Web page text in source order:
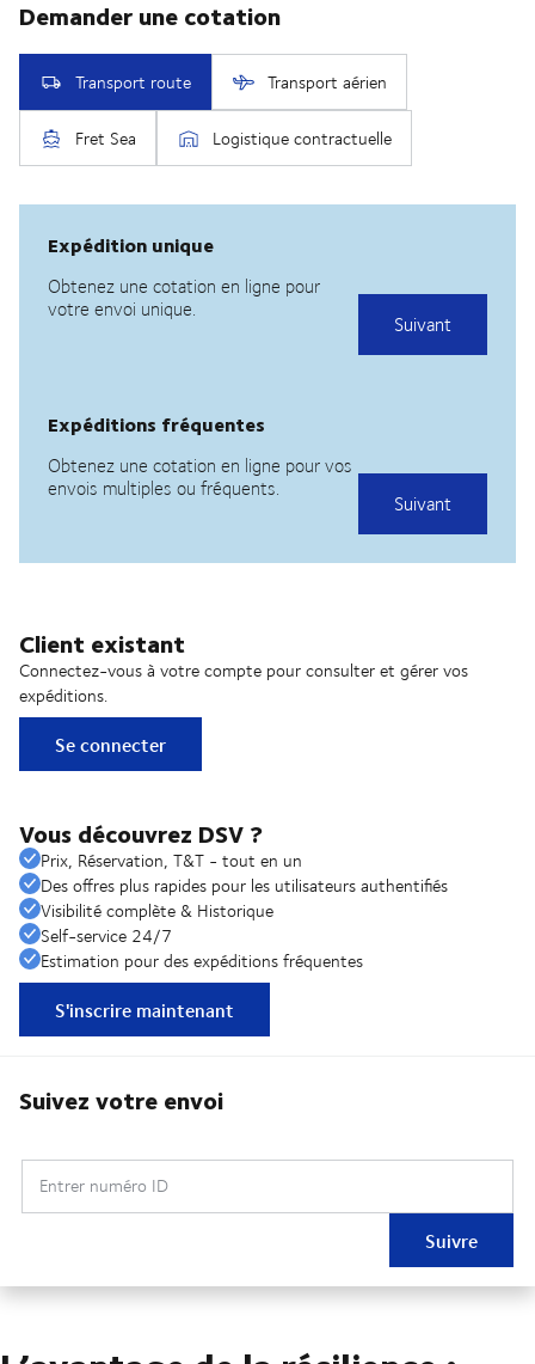
Client existant
Connectez-vous à votre compte pour consulter et gérer vos
expéditions.
Se connecter
Vous découvrez DSV ?
Prix, Réservation, T&T - tout en un
Des offres plus rapides pour les utilisateurs authentifiés
Visibilité complète & Historique
Self-service 24/7
Estimation pour des expéditions fréquentes
S'inscrire maintenant
Suivez votre envoi
Entrer numéro ID
Suivre